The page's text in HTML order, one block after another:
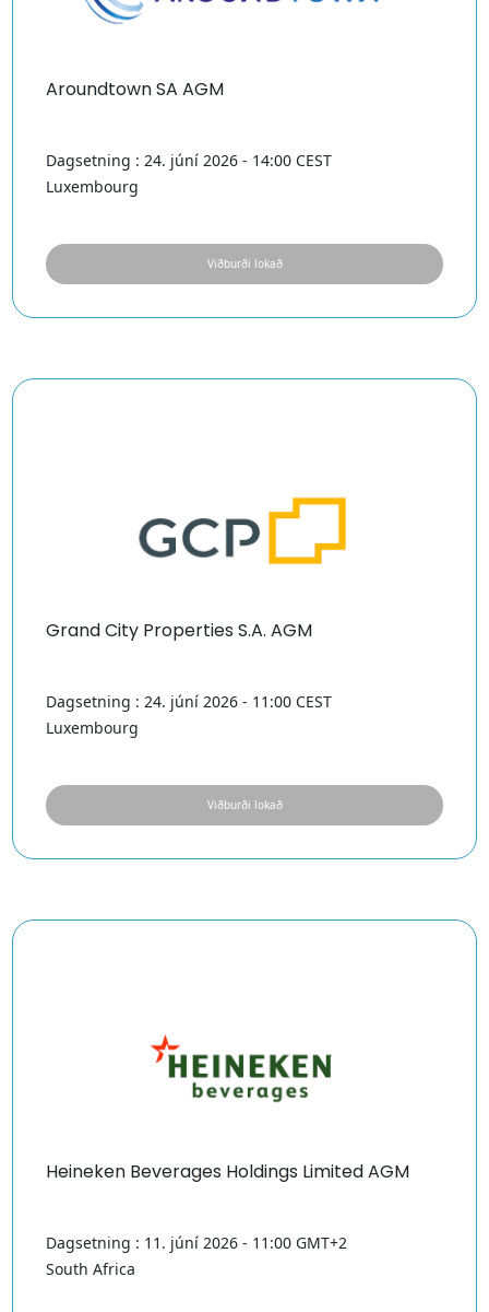
Aroundtown SA AGM
Dagsetning : 24. júní 2026 - 14:00 CEST
Luxembourg
Viðburði lokað
Grand City Properties S.A. AGM
Dagsetning : 24. júní 2026 - 11:00 CEST
Luxembourg
Viðburði lokað
Heineken Beverages Holdings Limited AGM
Dagsetning : 11. júní 2026 - 11:00 GMT+2
South Africa